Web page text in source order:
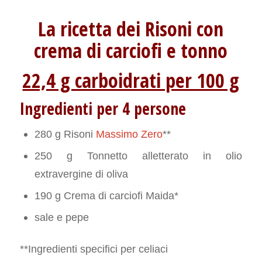
La ricetta dei Risoni con
crema di carciofi e tonno
22,4 g carboidrati per 100 g
Ingredienti per 4 persone
280 g Risoni Massimo Zero**
250 g Tonnetto alletterato in olio
extravergine di oliva
190 g Crema di carciofi Maida*
sale e pepe
**Ingredienti specifici per celiaci